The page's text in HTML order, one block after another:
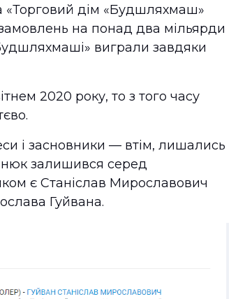
дім «Будшляхмаш»
на понад два мільярди
виграли завдяки
2020 року, то з того часу
і засновники — втім, лишались
залишився серед
є Станіслав Мирославович
Гуйвана.